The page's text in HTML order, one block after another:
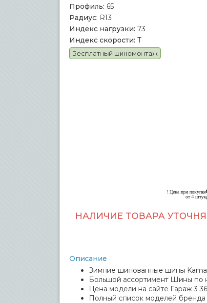
Профиль: 65
Радиус: R13
Индекс нагрузки: 73
Индекс скорости: T
Бесплатный шиномонтаж
! Цена при покупке
от 4 штук
НАЛИЧИЕ ТОВАРА
Описание
Зимние шипованные шины Kama
Большой ассортимент Шины по
Цена модели на сайте Гараж 3
Полный список моделей бренда